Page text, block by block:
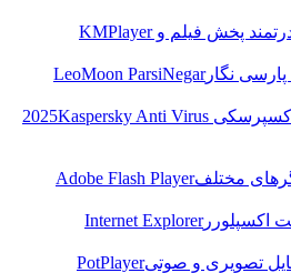
پخش فیلم و KMPlayer
LeoMoon ParsiNegar
Kaspersky Anti Virus
Adobe Flash Player
Internet Explorer
و صوتیPotPlayer